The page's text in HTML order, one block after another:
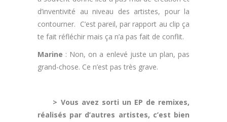
d’inventivité au niveau des artistes, pour la
contourner. C’est pareil, par rapport au clip ça
te fait réfléchir mais ça n’a pas fait de conflit.
Marine : Non, on a enlevé juste un plan, pas
grand-chose. Ce n’est pas très grave.
> Vous avez sorti un EP de remixes,
réalisés par d’autres artistes, c’est bien